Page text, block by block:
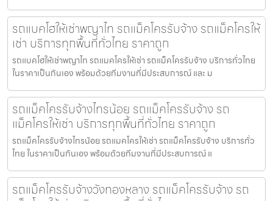
รถแบคโฮให้เช่าพญาไท รถแม็คโครรับจ้าง รถแม็คโครให้
เช่า บริการทุกพื้นที่ทั่วไทย ราคาถูก
รถแบคโฮให้เช่าพญาไท รถแมคโครให้เช่า รถแม็คโครรับจ้าง บริการทั่วไทย
ในราคาเป็นกันเอง พร้อมด้วยทีมงานที่มีประสบการณ์ และ ม
รถแม็คโครรับจ้างไทรน้อย รถแม็คโครรับจ้าง รถ
แม็คโครให้เช่า บริการทุกพื้นที่ทั่วไทย ราคาถูก
รถแม็คโครรับจ้างไทรน้อย รถแมคโครให้เช่า รถแม็คโครรับจ้าง บริการทั่ว
ไทย ในราคาเป็นกันเอง พร้อมด้วยทีมงานที่มีประสบการณ์ แ
รถแม็คโครรับจ้างวังทองหลาง รถแม็คโครรับจ้าง รถ